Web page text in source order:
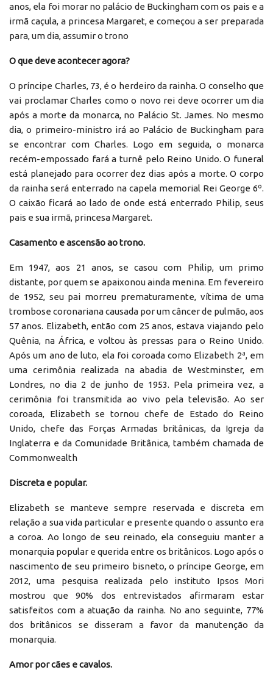
anos, ela foi morar no palácio de Buckingham com os pais e a
irmã caçula, a princesa Margaret, e começou a ser preparada
para, um dia, assumir o trono
O que deve acontecer agora?
O príncipe Charles, 73, é o herdeiro da rainha. O conselho que
vai proclamar Charles como o novo rei deve ocorrer um dia
após a morte da monarca, no Palácio St. James. No mesmo
dia, o primeiro-ministro irá ao Palácio de Buckingham para
se encontrar com Charles. Logo em seguida, o monarca
recém-empossado fará a turnê pelo Reino Unido. O funeral
está planejado para ocorrer dez dias após a morte. O corpo
da rainha será enterrado na capela memorial Rei George 6º.
O caixão ficará ao lado de onde está enterrado Philip, seus
pais e sua irmã, princesa Margaret.
Casamento e ascensão ao trono.
Em 1947, aos 21 anos, se casou com Philip, um primo
distante, por quem se apaixonou ainda menina. Em fevereiro
de 1952, seu pai morreu prematuramente, vítima de uma
trombose coronariana causada por um câncer de pulmão, aos
57 anos. Elizabeth, então com 25 anos, estava viajando pelo
Quênia, na África, e voltou às pressas para o Reino Unido.
Após um ano de luto, ela foi coroada como Elizabeth 2ª, em
uma cerimônia realizada na abadia de Westminster, em
Londres, no dia 2 de junho de 1953. Pela primeira vez, a
cerimônia foi transmitida ao vivo pela televisão. Ao ser
coroada, Elizabeth se tornou chefe de Estado do Reino
Unido, chefe das Forças Armadas britânicas, da Igreja da
Inglaterra e da Comunidade Britânica, também chamada de
Commonwealth
Discreta e popular.
Elizabeth se manteve sempre reservada e discreta em
relação a sua vida particular e presente quando o assunto era
a coroa. Ao longo de seu reinado, ela conseguiu manter a
monarquia popular e querida entre os britânicos. Logo após o
nascimento de seu primeiro bisneto, o príncipe George, em
2012, uma pesquisa realizada pelo instituto Ipsos Mori
mostrou que 90% dos entrevistados afirmaram estar
satisfeitos com a atuação da rainha. No ano seguinte, 77%
dos britânicos se disseram a favor da manutenção da
monarquia.
Amor por cães e cavalos.